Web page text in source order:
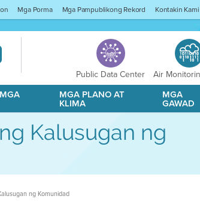
Mga Porma Mga Pampublikong Rekord Kontakin Kami
Public Data Center Air
MGA PLANO AT
KLIMA
MGA
GAWAD
Kalusugan ng
ng Komunidad